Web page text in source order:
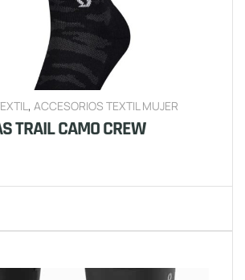
, ACCESORIOS TEXTIL MUJER
TRAIL CAMO CREW